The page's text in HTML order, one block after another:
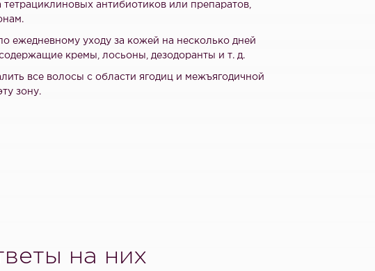
антибиотиков или препаратов,
ежедневному уходу за кожей на несколько дней
кремы, лосьоны, дезодоранты и т. д.
все волосы с области ягодиц и межъягодичной
зону.
на них